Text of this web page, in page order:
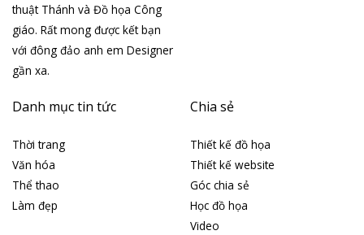
thuật Thánh và Đồ họa Công
giáo. Rất mong được kết bạn
với đông đảo anh em Designer
gần xa.
Danh mục tin tức
Thời trang
Văn hóa
Thể thao
Làm đẹp
Chia sẻ
Thiết kế đồ họa
Thiết kế website
Góc chia sẻ
Học đồ họa
Video